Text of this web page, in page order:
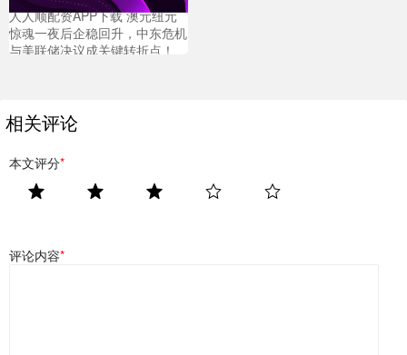
人人顺配资APP下载 澳元纽元
惊魂一夜后企稳回升，中东危机
与美联储决议成关键转折点！
相关评论
本文评分*
评论内容*